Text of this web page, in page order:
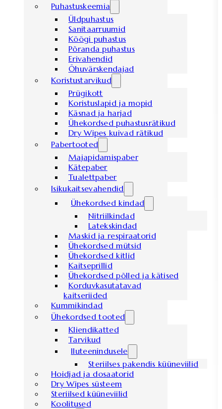
Puhastuskeemia
Üldpuhastus
Sanitaarruumid
Köögi puhastus
Põranda puhastus
Erivahendid
Õhuvärskendajad
Koristustarvikud
Prügikott
Koristuslapid ja mopid
Käsnad ja harjad
Ühekordsed puhastusrätikud
Dry Wipes kuivad rätikud
Pabertooted
Majapidamispaber
Kätepaber
Tualettpaber
Isikukaitsevahendid
Ühekordsed kindad
Nitriilkindad
Latekskindad
Maskid ja respiraatorid
Ühekordsed mütsid
Ühekordsed kitlid
Kaitseprillid
Ühekordsed põlled ja kätised
Korduvkasutatavad
kaitseriided
Kummikindad
Ühekordsed tooted
Kliendikatted
Tarvikud
Iluteenindusele
Steriilses pakendis küüneviilid
Hoidjad ja dosaatorid
Dry Wipes süsteem
Steriilsed küüneviilid
Koolitused